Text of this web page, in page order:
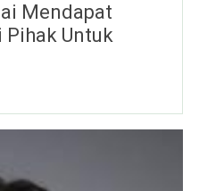
Mendapat
Pihak Untuk